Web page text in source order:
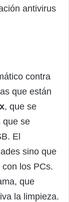
antivirus
contra
que están
, que se
que se
El
sino que
los PCs.
que
la limpieza.